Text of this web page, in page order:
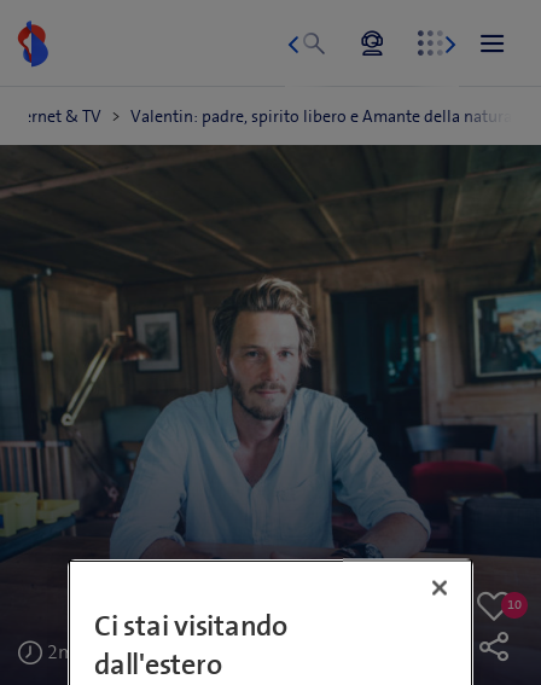
Like
10
10
2min
Ci stai visitando
dall'estero